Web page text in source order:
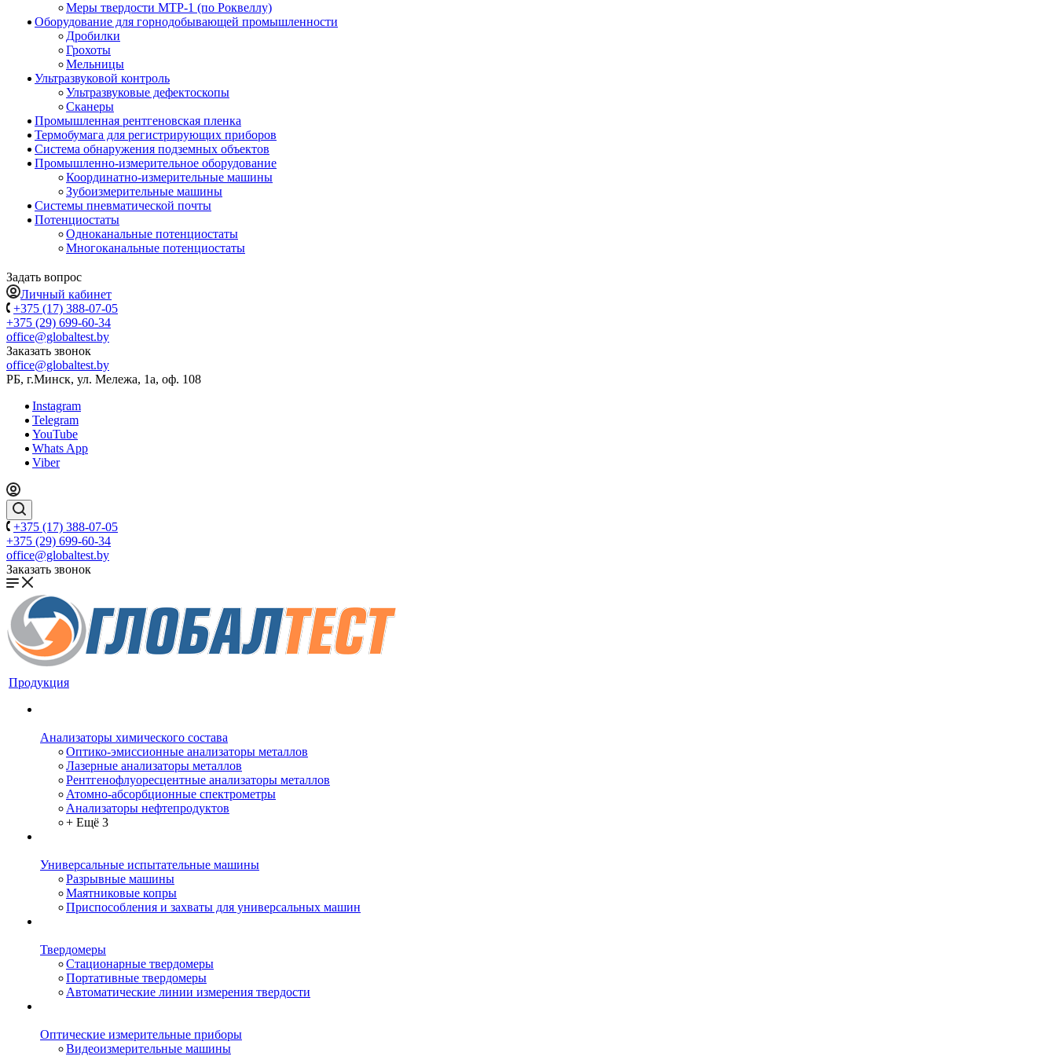
Меры твердости МТР-1 (по Роквеллу)
Оборудование для горнодобывающей промышленности
Дробилки
Грохоты
Мельницы
Ультразвуковой контроль
Ультразвуковые дефектоскопы
Сканеры
Промышленная рентгеновская пленка
Термобумага для регистрирующих приборов
Система обнаружения подземных объектов
Промышленно-измерительное оборудование
Координатно-измерительные машины
Зубоизмерительные машины
Системы пневматической почты
Потенциостаты
Одноканальные потенциостаты
Многоканальные потенциостаты
Задать вопрос
Личный кабинет
+375 (17) 388-07-05
+375 (29) 699-60-34
office@globaltest.by
Заказать звонок
office@globaltest.by
РБ, г.Минск, ул. Мележа, 1а, оф. 108
Instagram
Telegram
YouTube
Whats App
Viber
+375 (17) 388-07-05
+375 (29) 699-60-34
office@globaltest.by
Заказать звонок
Продукция
Анализаторы химического состава
Оптико-эмиссионные анализаторы металлов
Лазерные анализаторы металлов
Рентгенофлуоресцентные анализаторы металлов
Атомно-абсорбционные спектрометры
Анализаторы нефтепродуктов
+ Ещё 3
Универсальные испытательные машины
Разрывные машины
Маятниковые копры
Приспособления и захваты для универсальных машин
Твердомеры
Стационарные твердомеры
Портативные твердомеры
Автоматические линии измерения твердости
Оптические измерительные приборы
Видеоизмерительные машины